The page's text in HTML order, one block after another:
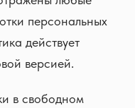
персональных
действует
версией.
в свободном